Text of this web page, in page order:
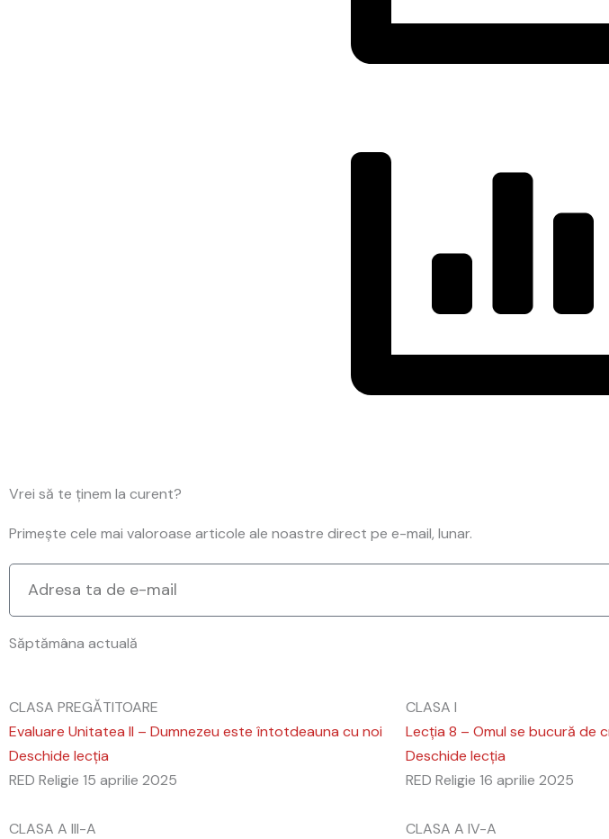
Vrei să te ținem la curent?
Primește cele mai valoroase articole ale noastre direct pe e-mail, lunar.
Săptămâna actuală
CLASA PREGĂTITOARE
Evaluare Unitatea II – Dumnezeu este întotdeauna cu noi
Deschide lecția
RED Religie 15 aprilie 2025
CLASA I
Lecția 8 – Omul se bucură de
Deschide lecția
RED Religie16 aprilie 2025
CLASA A III-A
CLASA A IV-A